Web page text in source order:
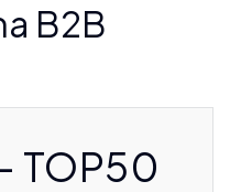
B2B
TOP50